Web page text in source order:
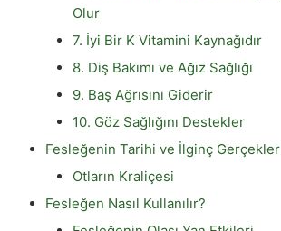
Olur
7. İyi Bir K Vitamini Kaynağıdır
8. Diş Bakımı ve Ağız Sağlığı
9. Baş Ağrısını Giderir
10. Göz Sağlığını Destekler
Fesleğenin Tarihi ve İlginç Gerçekler
Otların Kraliçesi
Fesleğen Nasıl Kullanılır?